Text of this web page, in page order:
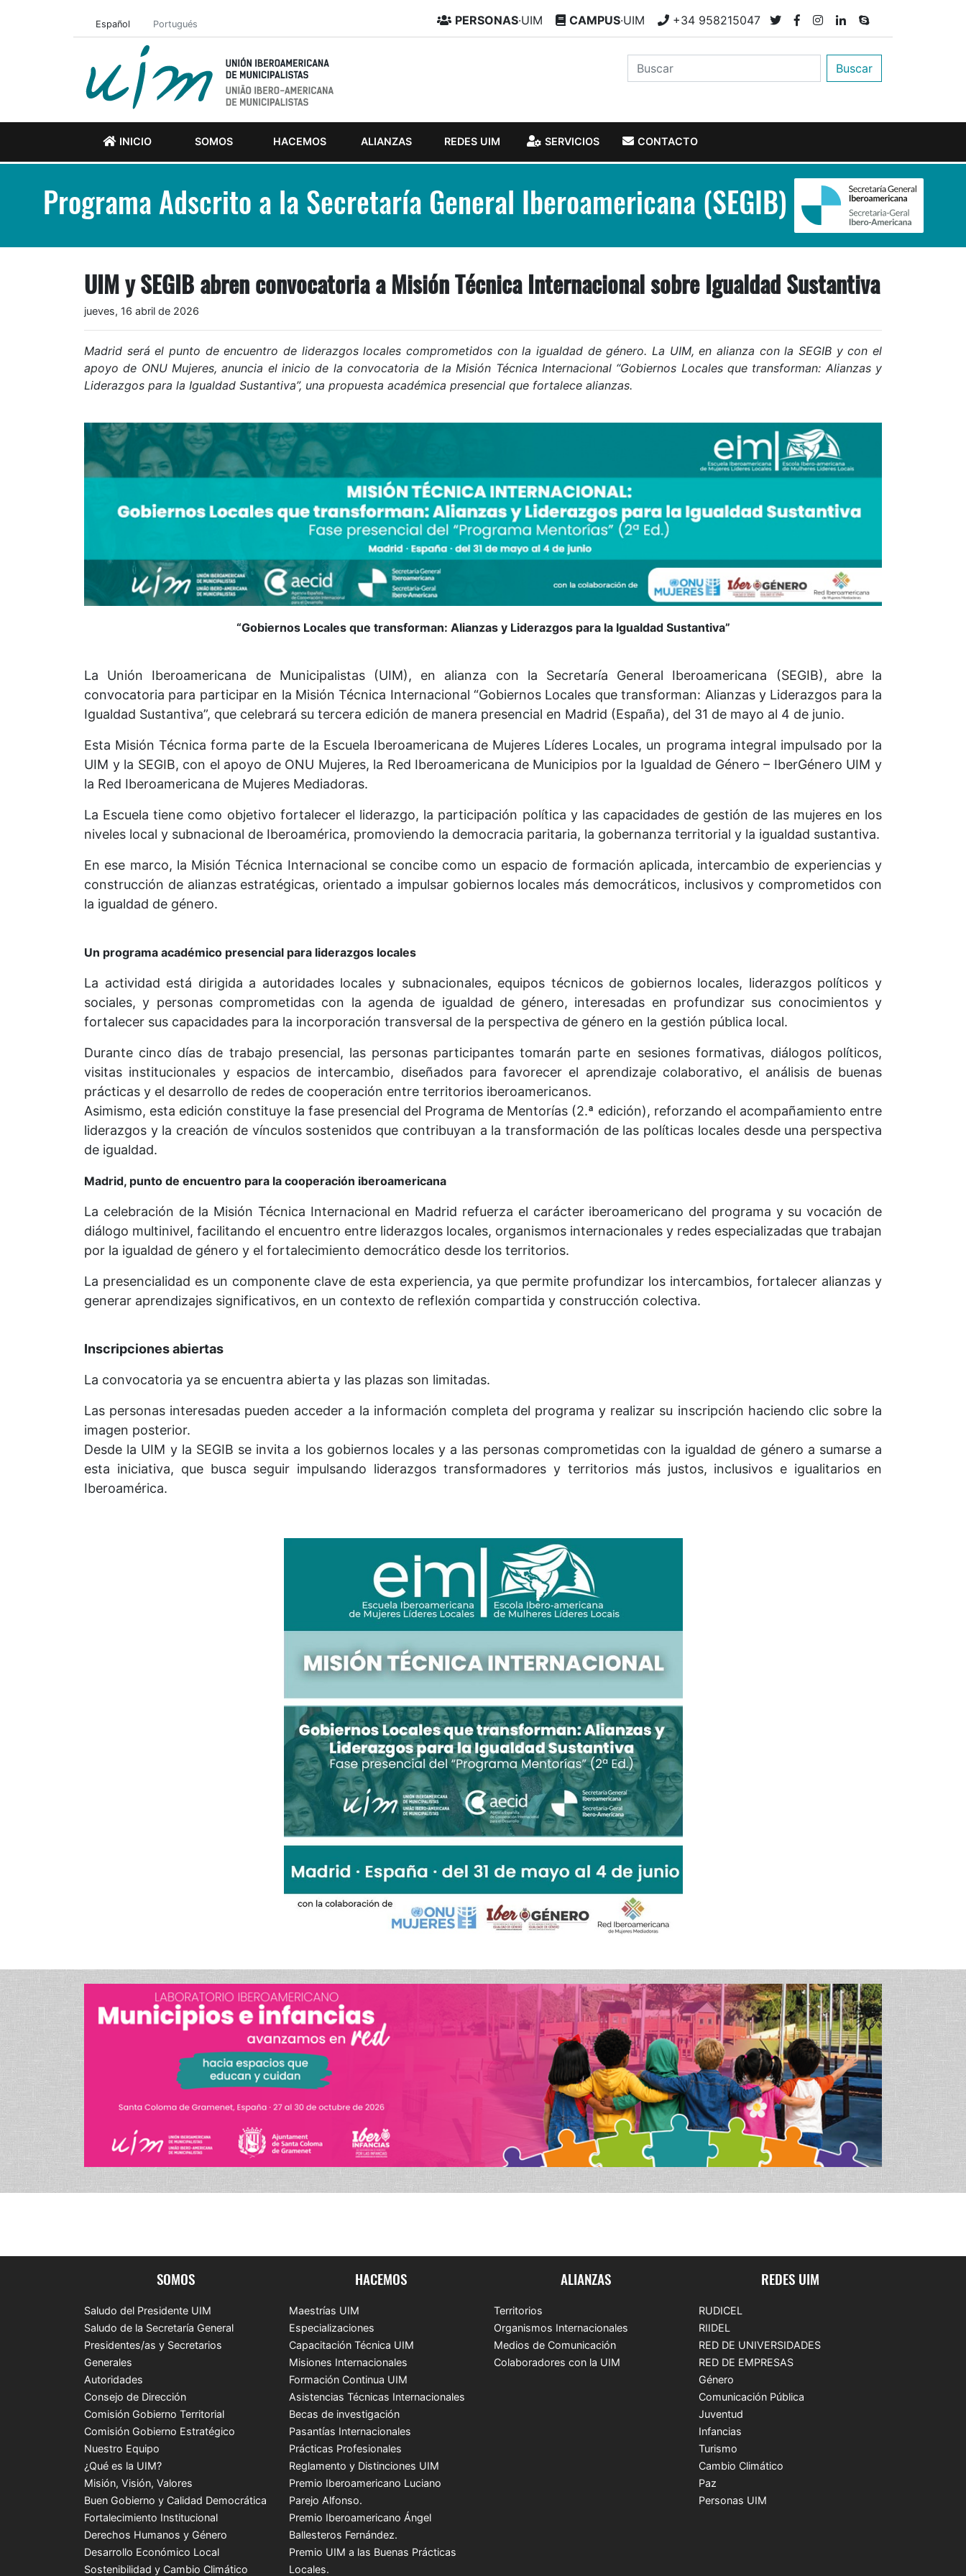
Español Portugués PERSONAS·UIM CAMPUS·UIM +34 958215047
Buscar
INICIO SOMOS HACEMOS ALIANZAS REDES UIM SERVICIOS CONTACTO
Programa Adscrito a la Secretaría General Iberoamericana (SEGIB)
UIM y SEGIB abren convocatoria a Misión Técnica Internacional sobre Igualdad Sustantiva
jueves, 16 abril de 2026
Madrid será el punto de encuentro de liderazgos locales comprometidos con la igualdad de género. La UIM, en alianza con la SEGIB y con el
apoyo de ONU Mujeres, anuncia el inicio de la convocatoria de la Misión Técnica Internacional “Gobiernos Locales que transforman: Alianzas y
Liderazgos para la Igualdad Sustantiva”, una propuesta académica presencial que fortalece alianzas.
“Gobiernos Locales que transforman: Alianzas y Liderazgos para la Igualdad Sustantiva”
La Unión Iberoamericana de Municipalistas (UIM), en alianza con la Secretaría General Iberoamericana (SEGIB), abre la
convocatoria para participar en la Misión Técnica Internacional “Gobiernos Locales que transforman: Alianzas y Liderazgos para la
Igualdad Sustantiva”, que celebrará su tercera edición de manera presencial en Madrid (España), del 31 de mayo al 4 de junio.
Esta Misión Técnica forma parte de la Escuela Iberoamericana de Mujeres Líderes Locales, un programa integral impulsado por la
UIM y la SEGIB, con el apoyo de ONU Mujeres, la Red Iberoamericana de Municipios por la Igualdad de Género – IberGénero UIM y
la Red Iberoamericana de Mujeres Mediadoras.
La Escuela tiene como objetivo fortalecer el liderazgo, la participación política y las capacidades de gestión de las mujeres en los
niveles local y subnacional de Iberoamérica, promoviendo la democracia paritaria, la gobernanza territorial y la igualdad sustantiva.
En ese marco, la Misión Técnica Internacional se concibe como un espacio de formación aplicada, intercambio de experiencias y
construcción de alianzas estratégicas, orientado a impulsar gobiernos locales más democráticos, inclusivos y comprometidos con
la igualdad de género.
Un programa académico presencial para liderazgos locales
La actividad está dirigida a autoridades locales y subnacionales, equipos técnicos de gobiernos locales, liderazgos políticos y
sociales, y personas comprometidas con la agenda de igualdad de género, interesadas en profundizar sus conocimientos y
fortalecer sus capacidades para la incorporación transversal de la perspectiva de género en la gestión pública local.
Durante cinco días de trabajo presencial, las personas participantes tomarán parte en sesiones formativas, diálogos políticos,
visitas institucionales y espacios de intercambio, diseñados para favorecer el aprendizaje colaborativo, el análisis de buenas
prácticas y el desarrollo de redes de cooperación entre territorios iberoamericanos.
Asimismo, esta edición constituye la fase presencial del Programa de Mentorías (2.ª edición), reforzando el acompañamiento entre
liderazgos y la creación de vínculos sostenidos que contribuyan a la transformación de las políticas locales desde una perspectiva
de igualdad.
Madrid, punto de encuentro para la cooperación iberoamericana
La celebración de la Misión Técnica Internacional en Madrid refuerza el carácter iberoamericano del programa y su vocación de
diálogo multinivel, facilitando el encuentro entre liderazgos locales, organismos internacionales y redes especializadas que trabajan
por la igualdad de género y el fortalecimiento democrático desde los territorios.
La presencialidad es un componente clave de esta experiencia, ya que permite profundizar los intercambios, fortalecer alianzas y
generar aprendizajes significativos, en un contexto de reflexión compartida y construcción colectiva.
Inscripciones abiertas
La convocatoria ya se encuentra abierta y las plazas son limitadas.
Las personas interesadas pueden acceder a la información completa del programa y realizar su inscripción haciendo clic sobre la
imagen posterior.
Desde la UIM y la SEGIB se invita a los gobiernos locales y a las personas comprometidas con la igualdad de género a sumarse a
esta iniciativa, que busca seguir impulsando liderazgos transformadores y territorios más justos, inclusivos e igualitarios en
Iberoamérica.
SOMOS
Saludo del Presidente UIM
Saludo de la Secretaría General
Presidentes/as y Secretarios
Generales
Autoridades
Consejo de Dirección
Comisión Gobierno Territorial
Comisión Gobierno Estratégico
Nuestro Equipo
¿Qué es la UIM?
Misión, Visión, Valores
Buen Gobierno y Calidad Democrática
Fortalecimiento Institucional
Derechos Humanos y Género
Desarrollo Económico Local
Sostenibilidad y Cambio Climático
HACEMOS
Maestrías UIM
Especializaciones
Capacitación Técnica UIM
Misiones Internacionales
Formación Continua UIM
Asistencias Técnicas Internacionales
Becas de investigación
Pasantías Internacionales
Prácticas Profesionales
Reglamento y Distinciones UIM
Premio Iberoamericano Luciano
Parejo Alfonso.
Premio Iberoamericano Ángel
Ballesteros Fernández.
Premio UIM a las Buenas Prácticas
Locales.
ALIANZAS
Territorios
Organismos Internacionales
Medios de Comunicación
Colaboradores con la UIM
REDES UIM
RUDICEL
RIIDEL
RED DE UNIVERSIDADES
RED DE EMPRESAS
Género
Comunicación Pública
Juventud
Infancias
Turismo
Cambio Climático
Paz
Personas UIM